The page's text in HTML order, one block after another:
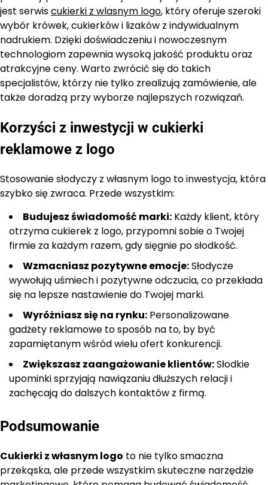
jest serwiscukierki z wlasnym logo, który oferuje szeroki
wybór krówek, cukierków i lizaków z indywidualnym
nadrukiem. Dzięki doświadczeniu i nowoczesnym
technologiom zapewnia wysoką jakość produktu oraz
atrakcyjne ceny. Warto zwrócić się do takich
specjalistów, którzy nie tylko zrealizują zamówienie, ale
także doradzą przy wyborze najlepszych rozwiązań.
Korzyści z inwestycji w cukierki
reklamowe z logo
Stosowanie słodyczy z własnym logo to inwestycja, która
szybko się zwraca. Przede wszystkim:
Budujesz świadomość marki: Każdy klient, który
otrzyma cukierek z logo, przypomni sobie o Twojej
firmie za każdym razem, gdy sięgnie po słodkość.
Wzmacniasz pozytywne emocje:Słodycze
wywołują uśmiech i pozytywne odczucia, co przekłada
się na lepsze nastawienie do Twojej marki.
Wyróżniasz się na rynku: Personalizowane
gadżety reklamowe to sposób na to, by być
zapamiętanym wśród wielu ofert konkurencji.
Zwiększasz zaangażowanie klientów:Słodkie
upominki sprzyjają nawiązaniu dłuższych relacji i
zachęcają do dalszych kontaktów z firmą.
Podsumowanie
Cukierki z własnym logo to nie tylko smaczna
przekąska, ale przede wszystkim skuteczne narzędzie